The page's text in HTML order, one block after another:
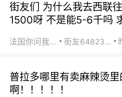
街友们 为什么我去西联
1500呀 不是能5-6千吗
法国你问我答 街友64823891
普拉多哪里有卖麻辣烫
啊！！！！！